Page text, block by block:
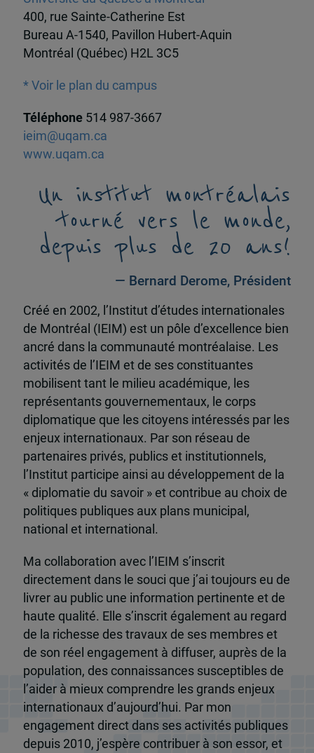
400, rue Sainte-Catherine Est
Bureau A-1540, Pavillon Hubert-Aquin
Montréal (Québec) H2L 3C5
* Voir le plan du campus
Téléphone 514 987-3667
ieim@uqam.ca
www.uqam.ca
Un institut montréalais
tourné vers le monde,
depuis plus de 20 ans!
— Bernard Derome, Président
Créé en 2002, l’Institut d’études internationales
de Montréal (IEIM) est un pôle d’excellence bien
ancré dans la communauté montréalaise. Les
activités de l’IEIM et de ses constituantes
mobilisent tant le milieu académique, les
représentants gouvernementaux, le corps
diplomatique que les citoyens intéressés par les
enjeux internationaux. Par son réseau de
partenaires privés, publics et institutionnels,
l’Institut participe ainsi au développement de la
« diplomatie du savoir » et contribue au choix de
politiques publiques aux plans municipal,
national et international.
Ma collaboration avec l’IEIM s’inscrit
directement dans le souci que j’ai toujours eu de
livrer au public une information pertinente et de
haute qualité. Elle s’inscrit également au regard
de la richesse des travaux de ses membres et
de son réel engagement à diffuser, auprès de la
population, des connaissances susceptibles de
l’aider à mieux comprendre les grands enjeux
internationaux d’aujourd’hui. Par mon
engagement direct dans ses activités publiques
depuis 2010, j’espère contribuer à son essor, et